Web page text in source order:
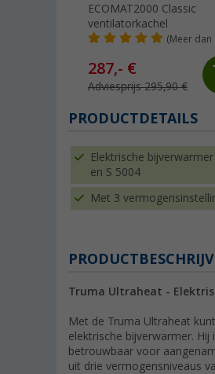
ECOMAT2000 Classic
ventilatorkachel
(Meer dan
287,- €
Adviesprijs 295,90 €
PRODUCTDETAILS
Elektrische
en S 5004
Met 3
Truma Ultraheat -
Met de Truma Ultraheat
elektrische bijverwarmer.
betrouwbaar voor
uit drie vermogensniveaus